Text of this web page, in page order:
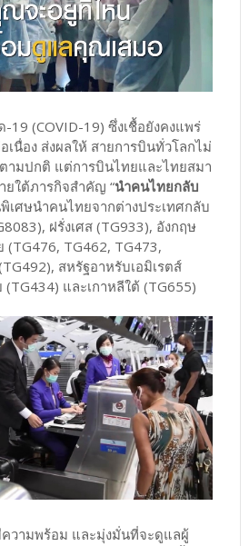
19 (COVID-19) ซึ่งเชื้อยังคงแพร่
เนื่อง ส่งผลให้ สายการบินทั่วโลกไม่
ามปกติ แต่การบินไทยและไทยสมา
ยใต้ภารกิจสำคัญ “นำคนไทยกลับ
เศษนำคนไทยจากต่างประเทศกลับ
ฝรั่งเศส (TG933), อังกฤษ
(TG476, TG462, TG473,
สหรัฐอาหรับเอมิเรตส์
และเกาหลีใต้ (TG655)
วามพร้อม และมุ่งมั่นที่จะดูแลผู้